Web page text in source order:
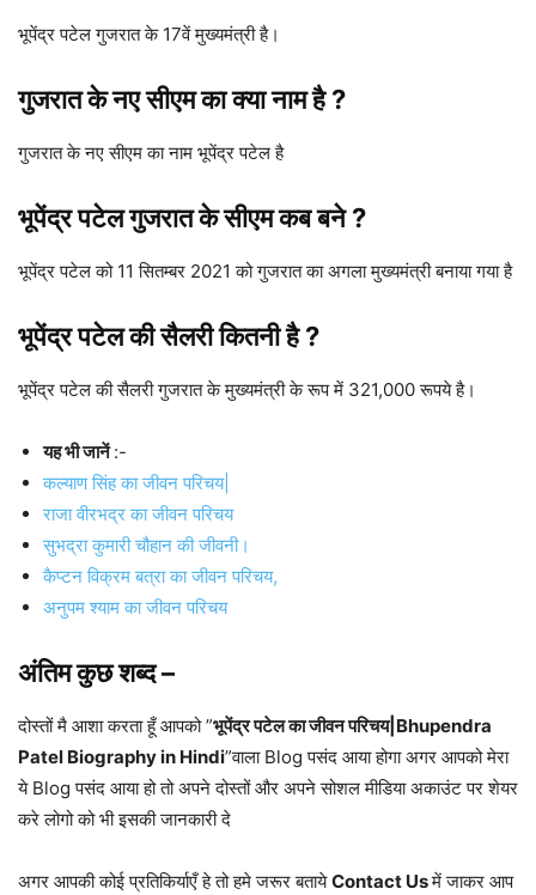
भूपेंद्र पटेल गुजरात के 17वें मुख्यमंत्री है।
गुजरात के नए सीएम का क्या नाम है ?
गुजरात के नए सीएम का नाम भूपेंद्र पटेल है
भूपेंद्र पटेल गुजरात के सीएम कब बने ?
भूपेंद्र पटेल को 11 सितम्बर 2021 को गुजरात का अगला मुख्यमंत्री बनाया गया है
भूपेंद्र पटेल की सैलरी कितनी है ?
भूपेंद्र पटेल की सैलरी गुजरात के मुख्यमंत्री के रूप में 321,000 रूपये है।
यह भी जानें:-
कल्याण सिंह का जीवन परिचय|
राजा वीरभद्र का जीवन परिचय
सुभद्रा कुमारी चौहान की जीवनी।
कैप्टन विक्रम बत्रा का जीवन परिचय,
अनुपम श्याम का जीवन परिचय
अंतिम कुछ शब्द –
दोस्तों मै आशा करता हूँ आपको ”भूपेंद्र पटेल का जीवन परिचय|Bhupendra
Patel Biography in Hindi”वाला Blog पसंद आया होगा अगर आपको मेरा
ये Blog पसंद आया हो तो अपने दोस्तों और अपने सोशल मीडिया अकाउंट पर शेयर
करे लोगो को भी इसकी जानकारी दे
अगर आपकी कोई प्रतिकिर्याएँ हे तो हमे जरूर बतायेContact Usमें जाकर आप